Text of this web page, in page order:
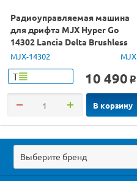
Радиоуправляемая машина
для дрифта MJX Hyper Go
14302 Lancia Delta Brushless
4WD 2.4G LED 1/14 RTR
MJX-14302 MJX
Т 10 490 o
В корзину
Выберите бренд